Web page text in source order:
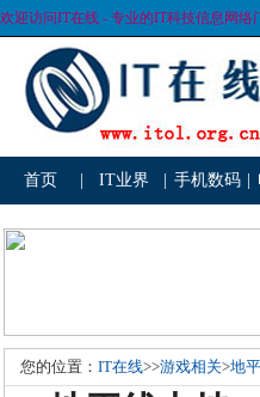
欢迎访问IT在线 - 专业的IT科技信息网络
首页 IT业界 手机数码
您的位置： IT在线>>游戏相关>地